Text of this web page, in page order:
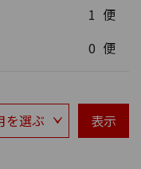
1 便
0 便
表示